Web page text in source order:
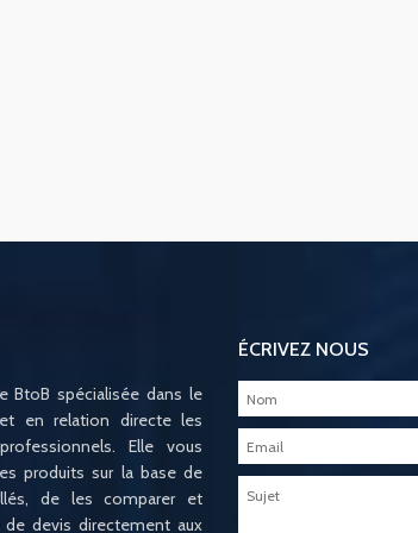
BtoB spécialisée dans le
en relation directe les
Elle vous
produits sur la base de
de les comparer et
de devis directement aux
ÉCRIVEZ NOUS